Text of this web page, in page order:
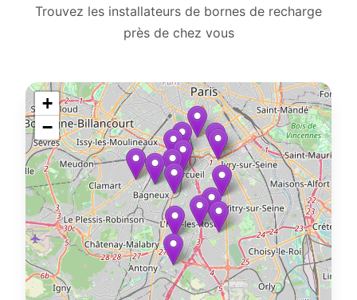
Trouvez les installateurs de bornes de recharge
près de chez vous
+
−